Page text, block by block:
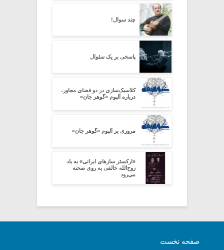
چند سوال!
پاسخی بر یک سئوال
کلاسیک‌سازی در دو فضای مجاور،
درباره آلبوم «گوهر جان»
مروری بر آلبوم «گوهر جان»
«ارکستر سازهای ایرانی» به یاد
روح‌الله خالقی به روی صحنه
می‌رود
صفحه نخست